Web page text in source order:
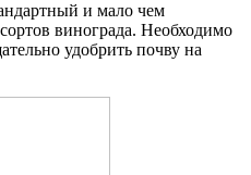
и мало чем
винограда. Необходимо
удобрить почву на